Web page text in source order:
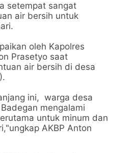
setempat sangat
air bersih untuk
oleh Kapolres
Prasetyo saat
air bersih di desa
ini, warga desa
mengalami
untuk minum dan
AKBP Anton